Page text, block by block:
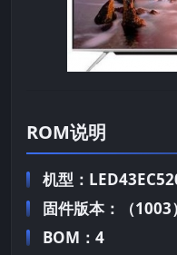
ROM说明
机型：
固件版本：（1003）
BOM：4